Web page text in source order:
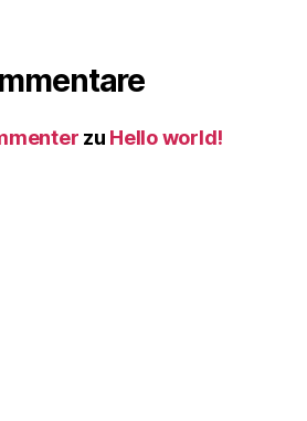
zu Hello world!